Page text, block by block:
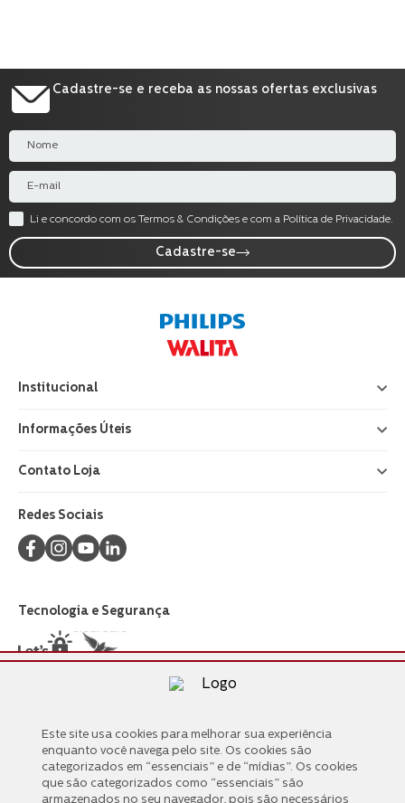
enquanto você navega pelo site. Os cookies são
categorizados em “essenciais” e de “mídias”. Os cookies
que são categorizados como “essenciais” são
armazenados no seu navegador, pois são necessários
Cadastre-se e receba as nossas ofertas exclusivas
Li e concordo com os Termos & Condições e com a Política de Privacidade.
Cadastre-se
Institucional +
Informações Úteis +
Contato Loja +
Redes Sociais
Tecnologia e Segurança
Este site usa cookies para melhorar sua experiência
enquanto você navega pelo site. Os cookies são
categorizados em “essenciais” e de “mídias”. Os cookies
que são categorizados como “essenciais” são
armazenados no seu navegador, pois são necessários